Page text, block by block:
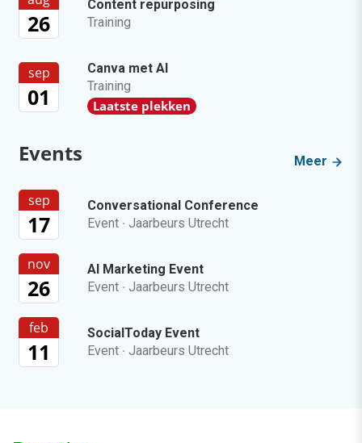
26
Content repurposing
Training
sep
01
Canva met AI
Training
Laatste plekken
Events Meer
sep
17
Conversational Conference
Event · Jaarbeurs Utrecht
nov
26
AI Marketing Event
Event · Jaarbeurs Utrecht
feb
11
SocialToday Event
Event · Jaarbeurs Utrecht